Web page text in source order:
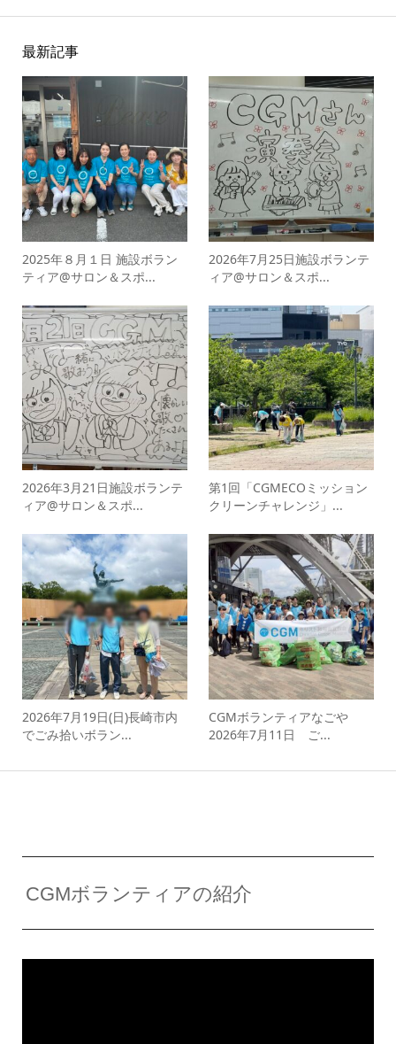
最新記事
2025年８月１日 施設ボラン
ティア@サロン＆スポ...
2026年7月25日施設ボランテ
ィア@サロン＆スポ...
2026年3月21日施設ボランテ
ィア@サロン＆スポ...
第1回「CGMECOミッション
クリーンチャレンジ」...
2026年7月19日(日)長崎市内
でごみ拾いボラン...
CGMボランティアなごや
2026年7月11日 ご...
CGMボランティアの紹介